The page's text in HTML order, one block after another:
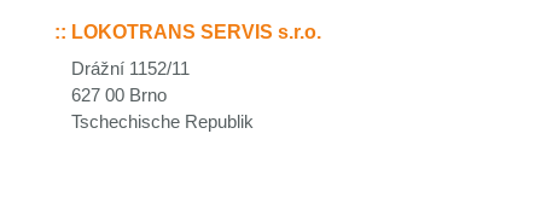
:: LOKOTRANS SERVIS s.r.o.
Drážní 1152/11
627 00 Brno
Tschechische Republik